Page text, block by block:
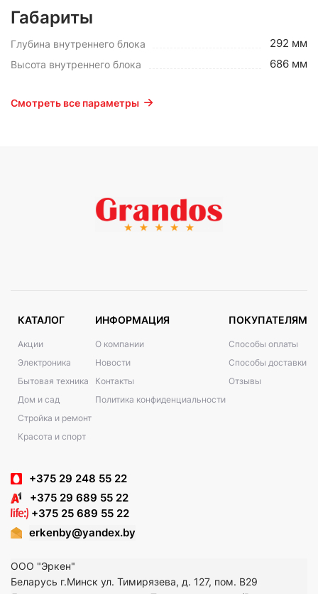
Габариты
Глубина внутреннего блока 292 мм
Высота внутреннего блока 686 мм
Смотреть все параметры
КАТАЛОГ
Акции
Электроника
Бытовая техника
Дом и сад
Стройка и ремонт
Красота и спорт
ИНФОРМАЦИЯ
О компании
Новости
Контакты
Политика конфиденциальности
ПОКУПАТЕЛЯМ
Способы оплаты
Способы доставки
Отзывы
+375 29 248 55 22
+375 29 689 55 22
+375 25 689 55 22
erkenby@yandex.by
ООО "Эркен"
Беларусь г.Минск ул. Тимирязева, д. 127, пом. В29